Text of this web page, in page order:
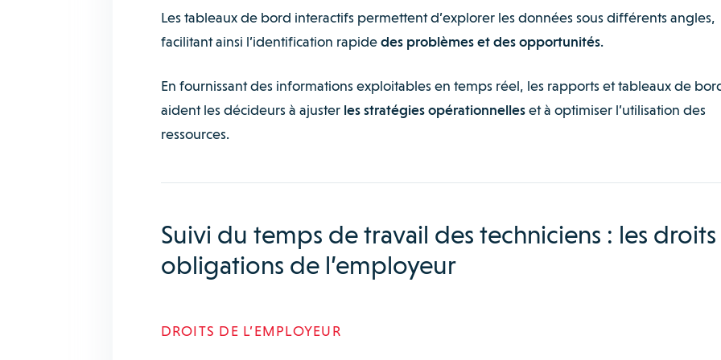
Les tableaux de bord interactifs permettent d’explorer les données sous différents angles,
facilitant ainsi l’identification rapidedes problèmes et des opportunités.
En fournissant des informations exploitables en temps réel, les rapports et tableaux de
aident les décideurs à ajuster les stratégies opérationnelleset à optimiser l’utilisation des
ressources.
Suivi du temps de travail des techniciens : les
obligations de l’employeur
DROITS DE L’EMPLOYEUR